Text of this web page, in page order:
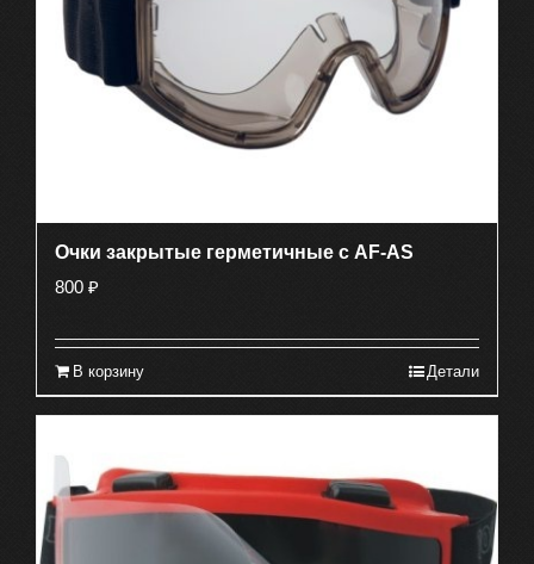
Очки закрытые герметичные с AF-AS
800 ₽
В корзину Детали